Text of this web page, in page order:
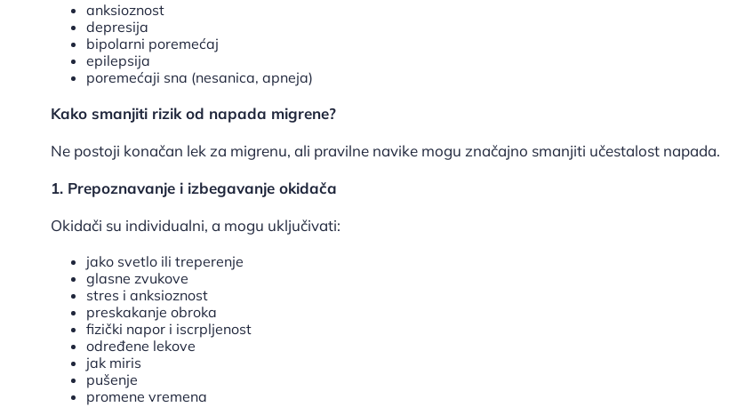
anksioznost
depresija
bipolarni poremećaj
epilepsija
poremećaji sna (nesanica, apneja)
Kako smanjiti rizik od napada migrene?
Ne postoji konačan lek za migrenu, ali pravilne navike mogu značajno smanjiti učestalost napada.
1. Prepoznavanje i izbegavanje okidača
Okidači su individualni, a mogu uključivati:
jako svetlo ili treperenje
glasne zvukove
stres i anksioznost
preskakanje obroka
fizički napor i iscrpljenost
određene lekove
jak miris
pušenje
promene vremena